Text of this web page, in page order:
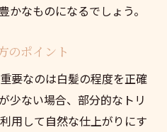
かなものになるでしょう。
のポイント
要なのは白髪の程度を正確
少ない場合、部分的なトリ
用して自然な仕上がりにす